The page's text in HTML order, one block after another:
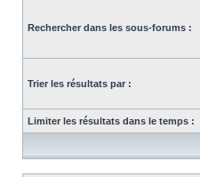
Rechercher dans les sous-forums :
Trier les résultats par :
Limiter les résultats dans le temps :